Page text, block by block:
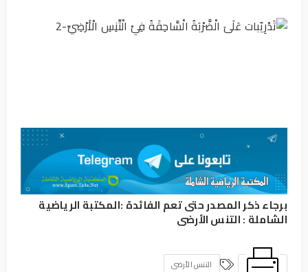
برجاء ذكر المصدر حتى تعم الفائدة :المكتبة الرياضية
الشاملة :التنس الأرضى
التنس الأرضى